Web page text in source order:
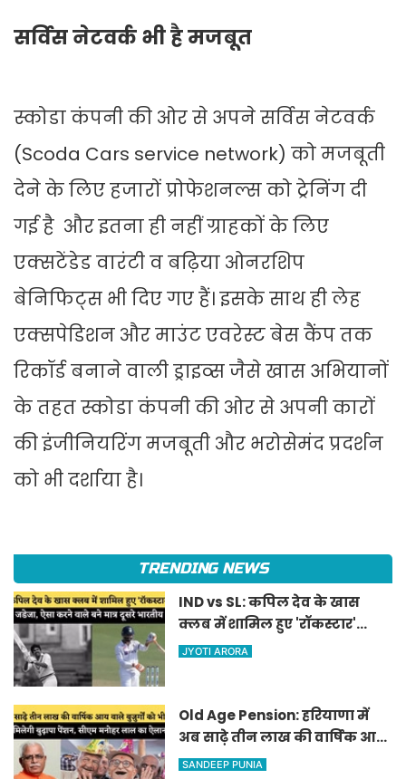
सर्विस नेटवर्क भी है मजबूत
स्कोडा कंपनी की ओर से अपने सर्विस नेटवर्क
(Scoda Cars service network) को मजबूती
देने के लिए हजारों प्रोफेशनल्स को ट्रेनिंग दी
गई है और इतना ही नहीं ग्राहकों के लिए
एक्सटेंडेड वारंटी व बढ़िया ओनरशिप
बेनिफिट्स भी दिए गए हैं। इसके साथ ही लेह
एक्सपेडिशन और माउंट एवरेस्ट बेस कैंप तक
रिकॉर्ड बनाने वाली ड्राइव्स जैसे खास अभियानों
के तहत स्कोडा कंपनी की ओर से अपनी कारों
की इंजीनियरिंग मजबूती और भरोसेमंद प्रदर्शन
को भी दर्शाया है।
TRENDING NEWS
IND vs SL: कपिल देव के खास
क्लब में शामिल हुए 'रॉकस्टार'
जडेजा, ऐसा करने वाले बने मात्र
JYOTI ARORA
Old Age Pension: हरियाणा में
अब साढ़े तीन लाख की वार्षिक आय
वाले बुजुर्गों को भी मिलेगी बुढ़ापा
SANDEEP PUNIA